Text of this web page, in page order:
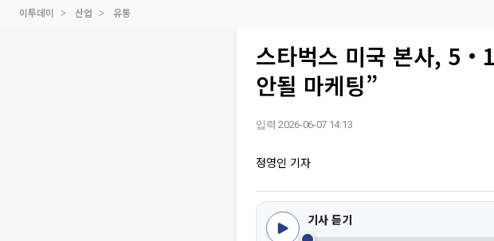
이투데이 산업 유통
스타벅스 미국 본사,
안될 마케팅”
입력 2026-06-07 14:13
정영인 기자
기사 듣기